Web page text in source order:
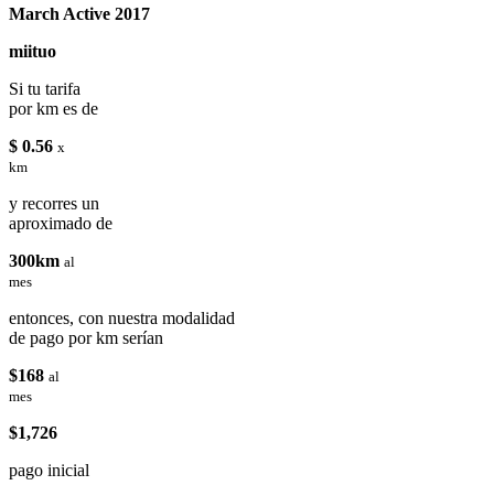
March Active 2017
miituo
Si tu tarifa
por km es de
$ 0.56 x
km
y recorres un
aproximado de
300km al
mes
entonces, con nuestra modalidad
de pago por km serían
$168 al
mes
$1,726
pago inicial